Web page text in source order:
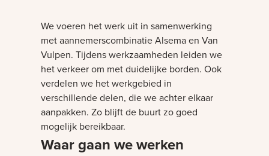
We voeren het werk uit in samenwerking
met aannemerscombinatie Alsema en Van
Vulpen. Tijdens werkzaamheden leiden we
het verkeer om met duidelijke borden. Ook
verdelen we het werkgebied in
verschillende delen, die we achter elkaar
aanpakken. Zo blijft de buurt zo goed
mogelijk bereikbaar.
Waar gaan we werken